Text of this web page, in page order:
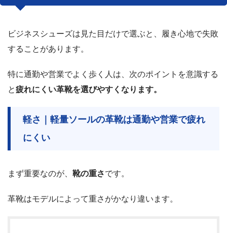
ビジネスシューズは見た目だけで選ぶと、履き心地で失敗
することがあります。
特に通勤や営業でよく歩く人は、次のポイントを意識する
と疲れにくい革靴を選びやすくなります。
軽さ｜軽量ソールの革靴は通勤や営業で疲れ
にくい
まず重要なのが、 靴の重さです。
革靴はモデルによって重さがかなり違います。